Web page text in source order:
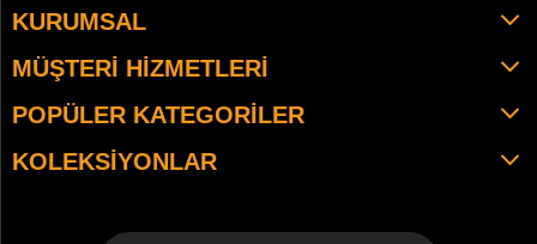
KURUMSAL
MÜŞTERI HIZMETLERI
POPÜLER KATEGORILER
KOLEKSIYONLAR